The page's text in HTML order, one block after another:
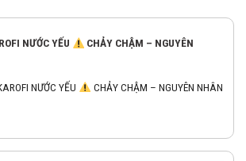
NƯỚC YẾU
CHẢY CHẬM – NGUYÊN
NƯỚC YẾU
CHẢY CHẬM – NGUYÊN NHÂN